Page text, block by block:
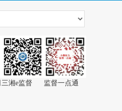
监督一点通
三湘e监督